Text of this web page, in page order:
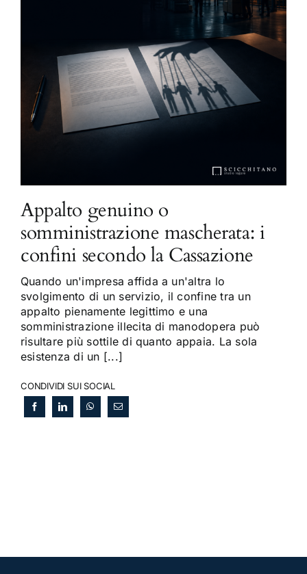
Appalto genuino o
somministrazione mascherata: i
confini secondo la Cassazione
Quando un'impresa affida a un'altra lo
svolgimento di un servizio, il confine tra un
appalto pienamente legittimo e una
somministrazione illecita di manodopera può
risultare più sottile di quanto appaia. La sola
esistenza di un [...]
CONDIVIDI SUI SOCIAL